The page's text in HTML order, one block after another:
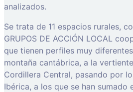
analizados.
Se trata de 11 espacios rurales,
GRUPOS DE ACCIÓN LOCAL
que tienen perfiles muy
montaña cantábrica, a la
Cordillera Central, pasando por
Ibérica, a los que se han sumado